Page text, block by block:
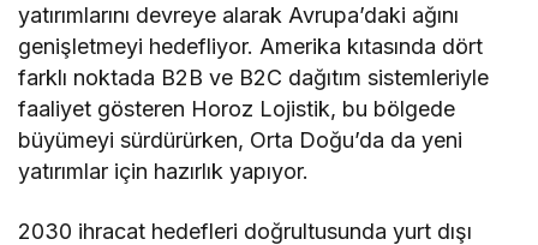
yatırımlarını devreye alarak Avrupa’daki ağını
genişletmeyi hedefliyor. Amerika kıtasında dört
farklı noktada B2B ve B2C dağıtım sistemleriyle
faaliyet gösteren Horoz Lojistik, bu bölgede
büyümeyi sürdürürken, Orta Doğu’da da yeni
yatırımlar için hazırlık yapıyor.
2030 ihracat hedefleri doğrultusunda yurt dışı